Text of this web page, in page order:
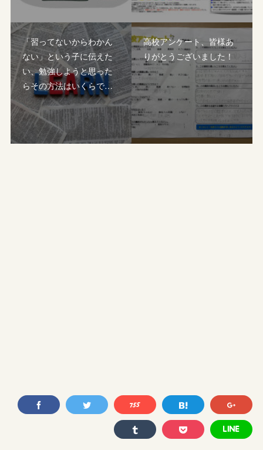
「習ってないからわかん
ない」という子に伝えた
い、勉強しようと思った
らその方法はいくらで…
高校アンケート、皆様あ
りがとうございました！